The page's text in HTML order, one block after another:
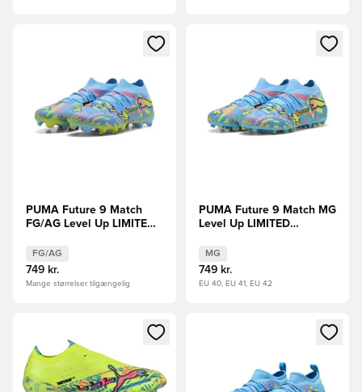
Åbner en Modal til at logge ind eller tilmelde dig som
PUMA Future 9 Match
FG/AG Level Up LIMITED
FG/AG
749 kr.
Mange størrelser tilgængelig
Åbner en Modal til at logge
PUMA Future 9 Match MG
Level Up LIMITED
MG
749 kr.
EU 40, EU 41, EU 42
Åbner en Modal til at logge ind eller tilmelde dig som
Åbner en Modal til at logge